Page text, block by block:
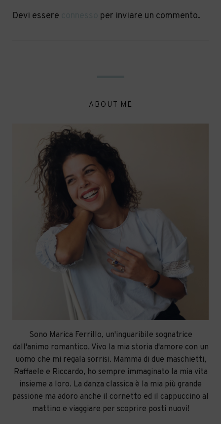
Devi essere per inviare un commento.
ABOUT ME
Sono Marica Ferrillo, un'inguaribile sognatrice
dall'animo romantico. Vivo la mia storia d'amore con un
uomo che mi regala sorrisi. Mamma di due maschietti,
Raffaele e Riccardo, ho sempre immaginato la mia vita
insieme a loro. La danza classica è la mia più grande
passione ma adoro anche il cornetto ed il cappuccino al
mattino e viaggiare per scoprire posti nuovi!